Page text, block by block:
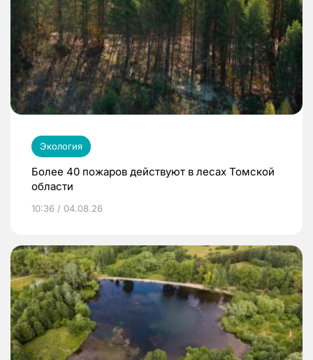
Экология
Более 40 пожаров действуют в лесах Томской
области
10:36 / 04.08.26